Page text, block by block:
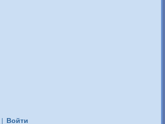
Войти